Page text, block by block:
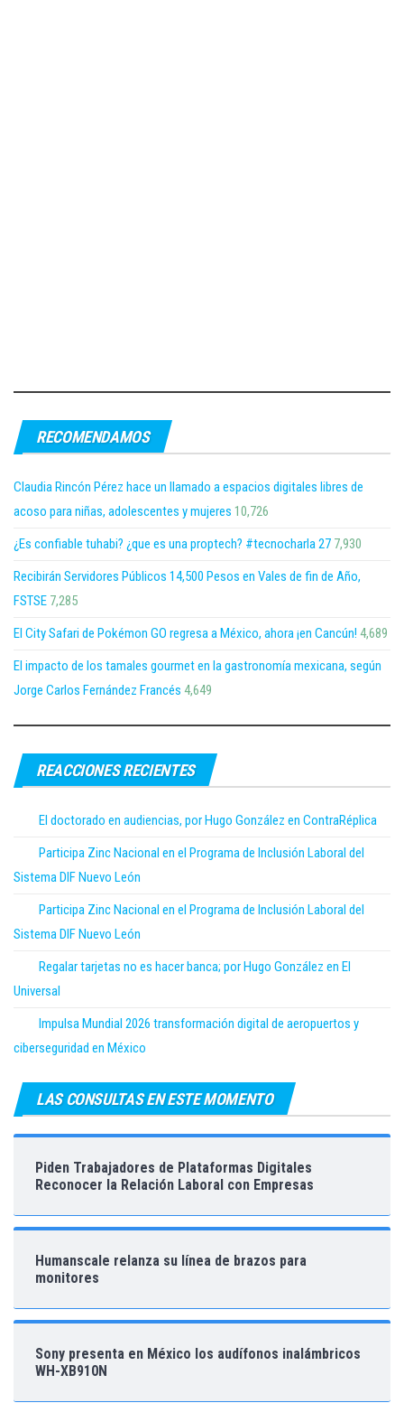
RECOMENDAMOS
Claudia Rincón Pérez hace un llamado a espacios digitales libres de
acoso para niñas, adolescentes y mujeres 10,726
¿Es confiable tuhabi? ¿que es una proptech? #tecnocharla 27 7,930
Recibirán Servidores Públicos 14,500 Pesos en Vales de fin de Año,
FSTSE 7,285
El City Safari de Pokémon GO regresa a México, ahora ¡en Cancún! 4,689
El impacto de los tamales gourmet en la gastronomía mexicana, según
Jorge Carlos Fernández Francés 4,649
REACCIONES RECIENTES
El doctorado en audiencias, por Hugo González en ContraRéplica
Participa Zinc Nacional en el Programa de Inclusión Laboral del
Sistema DIF Nuevo León
Participa Zinc Nacional en el Programa de Inclusión Laboral del
Sistema DIF Nuevo León
Regalar tarjetas no es hacer banca; por Hugo González en El
Universal
Impulsa Mundial 2026 transformación digital de aeropuertos y
ciberseguridad en México
LAS CONSULTAS EN ESTE MOMENTO
Piden Trabajadores de Plataformas Digitales
Reconocer la Relación Laboral con Empresas
Humanscale relanza su línea de brazos para
monitores
Sony presenta en México los audífonos inalámbricos
WH-XB910N